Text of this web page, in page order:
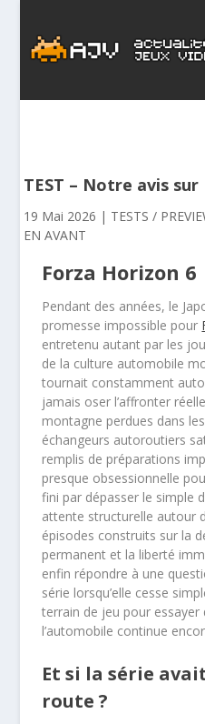
TEST – Notre avis
19 Mai 2026 | TESTS /
EN AVANT
Forza Horizon 6
Pendant des années, le
promesse impossible pour
entretenu autant par les
de la culture automobile
tournait constamment
jamais oser l’affronter
montagne perdues dans
échangeurs autoroutiers
remplis de préparations
presque obsessionnelle
fini par dépasser le simple
attente structurelle autour
épisodes construits sur la
permanent et la liberté
enfin répondre à une
série lorsqu’elle cesse
terrain de jeu pour
l’automobile continue
Et si la série
route ?